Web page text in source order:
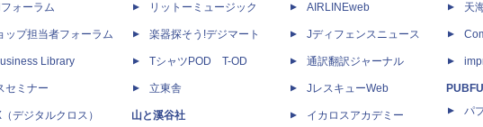
ォーラム
ップ担当者フォーラム
Library
セミナー
デジタルクロス）
リットーミュージック
楽器探そう!デジマート
TシャツPOD T-OD
立東舎
山と溪谷社
AIRLINEweb
Jディフェンスニュース
通訳翻訳ジャーナル
JレスキューWeb
イカロスアカデミー
天
パ